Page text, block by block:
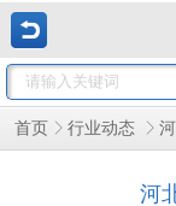
首页 行业动态
河